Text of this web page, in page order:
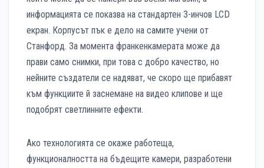
информацията се показва на стандартен 3-инчов LCD
екран. Корпусът пък е дело на самите учени от
Станфорд. За момента франкенкамерата може да
прави само снимки, при това с добро качество, но
нейните създатели се надяват, че скоро ще прибавят
към функциите й заснемане на видео клипове и ще
подобрят светлинните ефекти.
Ако технологията се окаже работеща,
функционалността на бъдещите камери, разработени